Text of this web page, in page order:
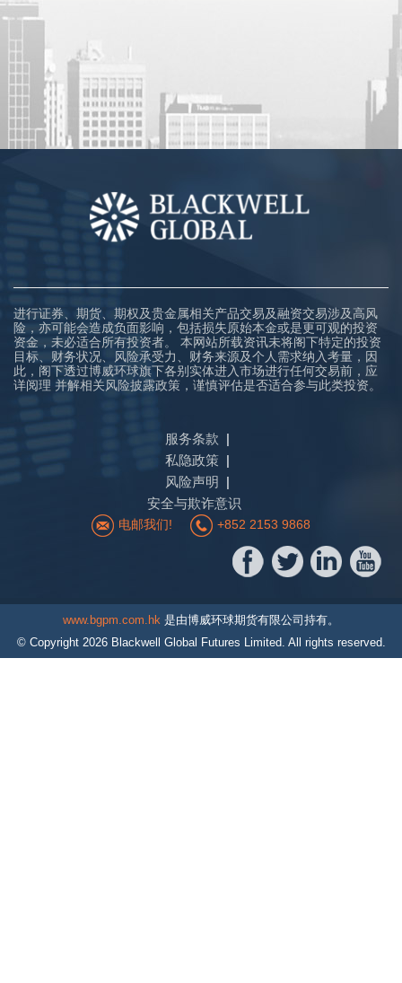
进行证券、期货、期权及贵金属相关产品交易及融资交易涉及高风
险，亦可能会造成负面影响，包括损失原始本金或是更可观的投资
资金，未必适合所有投资者。 本网站所载资讯未将阁下特定的投资
目标、财务状况、风险承受力、财务来源及个人需求纳入考量，因
此，阁下透过博威环球旗下各别实体进入市场进行任何交易前，应
详阅理 并解相关风险披露政策，谨慎评估是否适合参与此类投资。
服务条款
私隐政策
风险声明
安全与欺诈意识
电邮我们! +852 2153 9868
www.bgpm.com.hk 是由博威环球期货有限公司持有。
© Copyright 2026Blackwell Global Futures Limited. All rights reserved.